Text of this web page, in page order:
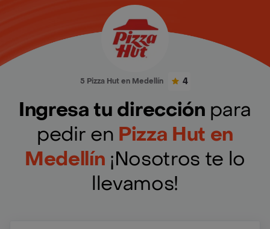
5 Pizza Hut en Medellín 4
Ingresa tu dirección para
pedir en Pizza Hut en
Medellín ¡Nosotros te lo
llevamos!